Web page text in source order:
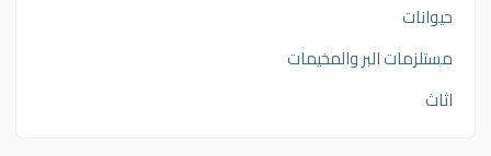
حيوانات
مستلزمات البر والمخيمات
اثاث